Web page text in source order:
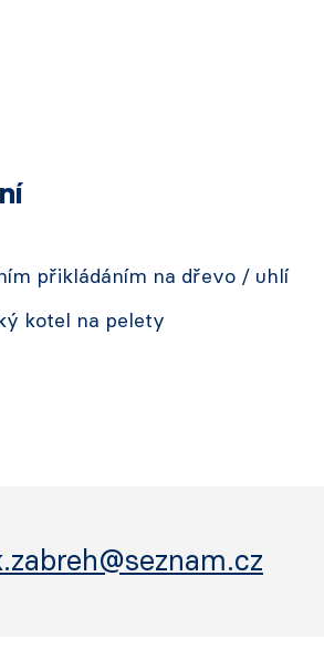
přikládáním na dřevo / uhlí
kotel na pelety